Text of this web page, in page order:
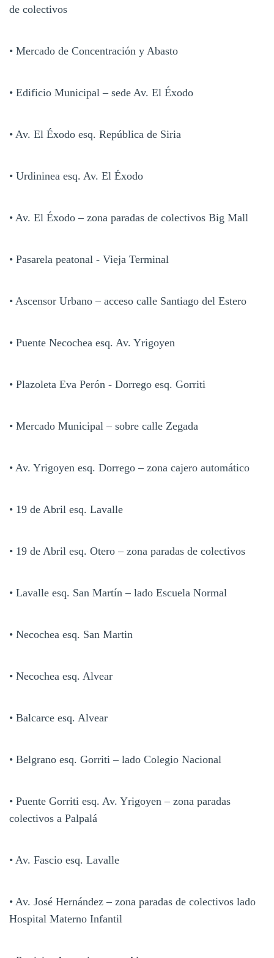
de colectivos
• Mercado de Concentración y Abasto
• Edificio Municipal – sede Av. El Éxodo
• Av. El Éxodo esq. República de Siria
• Urdininea esq. Av. El Éxodo
• Av. El Éxodo – zona paradas de colectivos Big Mall
• Pasarela peatonal - Vieja Terminal
• Ascensor Urbano – acceso calle Santiago del Estero
• Puente Necochea esq. Av. Yrigoyen
• Plazoleta Eva Perón - Dorrego esq. Gorriti
• Mercado Municipal – sobre calle Zegada
• Av. Yrigoyen esq. Dorrego – zona cajero automático
• 19 de Abril esq. Lavalle
• 19 de Abril esq. Otero – zona paradas de colectivos
• Lavalle esq. San Martín – lado Escuela Normal
• Necochea esq. San Martin
• Necochea esq. Alvear
• Balcarce esq. Alvear
• Belgrano esq. Gorriti – lado Colegio Nacional
• Puente Gorriti esq. Av. Yrigoyen – zona paradas
colectivos a Palpalá
• Av. Fascio esq. Lavalle
• Av. José Hernández – zona paradas de colectivos lado
Hospital Materno Infantil